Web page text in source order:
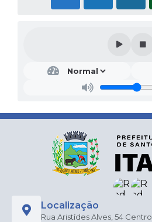
Localização
Rua Aristídes Alves, 54 Centro